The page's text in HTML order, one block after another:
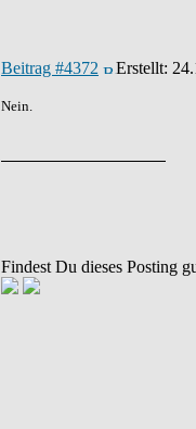
Beitrag #4372 Erstellt:
Nein.
Findest Du dieses Posting